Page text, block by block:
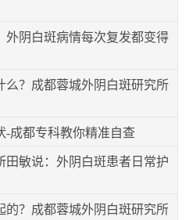
外阴白斑病情每次复发都变得
么？成都蓉城外阴白斑研究所
-成都专科教你精准自查
田敏说：外阴白斑患者日常护
的？成都蓉城外阴白斑研究所